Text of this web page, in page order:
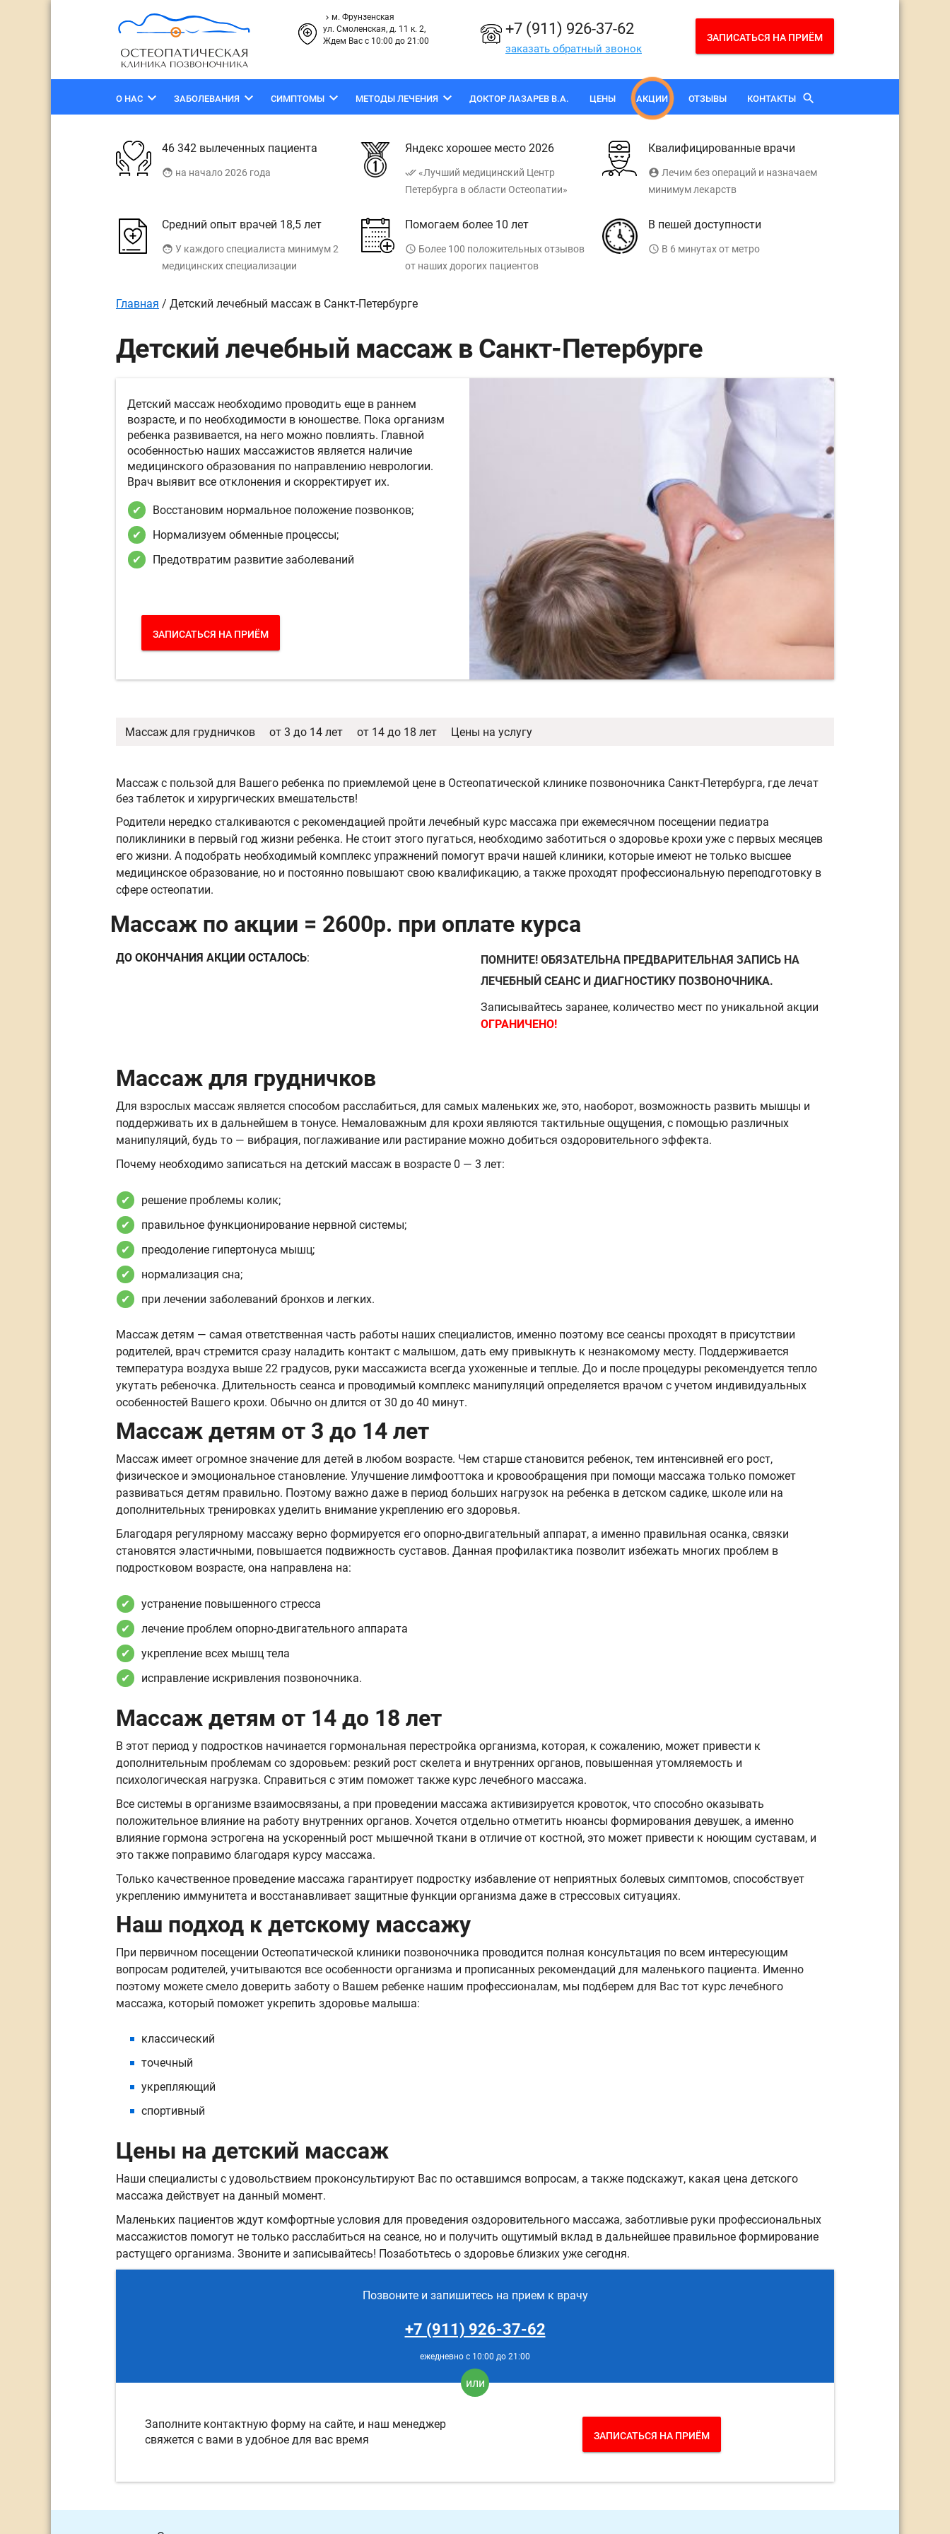
keyboard_arrow_right м. Фрунзенская
ул. Смоленская, д. 11 к. 2,
Ждем Вас с 10:00 до 21:00
+7 (911) 926-37-62
заказать обратный звонок
ЗАПИСАТЬСЯ НА ПРИЁМ
keyboard_arrow_down
О НАС keyboard_arrow_down
ЗАБОЛЕВАНИЯ keyboard_arrow_down
СИМПТОМЫ keyboard_arrow_down
МЕТОДЫ ЛЕЧЕНИЯ ДОКТОР ЛАЗАРЕВ В.А. ЦЕНЫ АКЦИИ ОТЗЫВЫ КОНТАКТЫ search
46 342 вылеченных пациента
face на начало 2026 года
Яндекс хорошее место 2026
done_all«Лучший медицинский Центр
Петербурга в области Остеопатии»
Квалифицированные врачи
account_circle Лечим без операций и назначаем
минимум лекарств
Средний опыт врачей 18,5 лет
face У каждого специалиста минимум 2
медицинских специализации
Помогаем более 10 лет
access_time Более 100 положительных отзывов
от наших дорогих пациентов
В пешей доступности
access_time В 6 минутах от метро
Главная / Детский лечебный массаж в Санкт-Петербурге
Детский лечебный массаж в Санкт-Петербурге
Детский массаж необходимо проводить еще в раннем
возрасте, и по необходимости в юношестве. Пока организм
ребенка развивается, на него можно повлиять. Главной
особенностью наших массажистов является наличие
медицинского образования по направлению неврологии.
Врач выявит все отклонения и скорректирует их.
Восстановим нормальное положение позвонков;
Нормализуем обменные процессы;
Предотвратим развитие заболеваний
ЗАПИСАТЬСЯ НА ПРИЁМ
Массаж для грудничков от 3 до 14 лет от 14 до 18 лет Цены на услугу
Массаж с пользой для Вашего ребенка по приемлемой цене в Остеопатической клинике позвоночника Санкт-Петербурга, где лечат
без таблеток и хирургических вмешательств!
Родители нередко сталкиваются с рекомендацией пройти лечебный курс массажа при ежемесячном посещении педиатра
поликлиники в первый год жизни ребенка. Не стоит этого пугаться, необходимо заботиться о здоровье крохи уже с первых месяцев
его жизни. А подобрать необходимый комплекс упражнений помогут врачи нашей клиники, которые имеют не только высшее
медицинское образование, но и постоянно повышают свою квалификацию, а также проходят профессиональную переподготовку в
сфере остеопатии.
Массаж по акции = 2600р. при оплате курса
ДО ОКОНЧАНИЯ АКЦИИ ОСТАЛОСЬ:
ПОМНИТЕ! ОБЯЗАТЕЛЬНА ПРЕДВАРИТЕЛЬНАЯ ЗАПИСЬ НА
ЛЕЧЕБНЫЙ СЕАНС И ДИАГНОСТИКУ ПОЗВОНОЧНИКА.
Записывайтесь заранее, количество мест по уникальной акции
ОГРАНИЧЕНО!
Массаж для грудничков
Для взрослых массаж является способом расслабиться, для самых маленьких же, это, наоборот, возможность развить мышцы и
поддерживать их в дальнейшем в тонусе. Немаловажным для крохи являются тактильные ощущения, с помощью различных
манипуляций, будь то — вибрация, поглаживание или растирание можно добиться оздоровительного эффекта.
Почему необходимо записаться на детский массаж в возрасте 0 — 3 лет:
решение проблемы колик;
правильное функционирование нервной системы;
преодоление гипертонуса мышц;
нормализация сна;
при лечении заболеваний бронхов и легких.
Массаж детям — самая ответственная часть работы наших специалистов, именно поэтому все сеансы проходят в присутствии
родителей, врач стремится сразу наладить контакт с малышом, дать ему привыкнуть к незнакомому месту. Поддерживается
температура воздуха выше 22 градусов, руки массажиста всегда ухоженные и теплые. До и после процедуры рекомендуется тепло
укутать ребеночка. Длительность сеанса и проводимый комплекс манипуляций определяется врачом с учетом индивидуальных
особенностей Вашего крохи. Обычно он длится от 30 до 40 минут.
Массаж детям от 3 до 14 лет
Массаж имеет огромное значение для детей в любом возрасте. Чем старше становится ребенок, тем интенсивней его рост,
физическое и эмоциональное становление. Улучшение лимфооттока и кровообращения при помощи массажа только поможет
развиваться детям правильно. Поэтому важно даже в период больших нагрузок на ребенка в детском садике, школе или на
дополнительных тренировках уделить внимание укреплению его здоровья.
Благодаря регулярному массажу верно формируется его опорно-двигательный аппарат, а именно правильная осанка, связки
становятся эластичными, повышается подвижность суставов. Данная профилактика позволит избежать многих проблем в
подростковом возрасте, она направлена на:
устранение повышенного стресса
лечение проблем опорно-двигательного аппарата
укрепление всех мышц тела
исправление искривления позвоночника.
Массаж детям от 14 до 18 лет
В этот период у подростков начинается гормональная перестройка организма, которая, к сожалению, может привести к
дополнительным проблемам со здоровьем: резкий рост скелета и внутренних органов, повышенная утомляемость и
психологическая нагрузка. Справиться с этим поможет также курс лечебного массажа.
Все системы в организме взаимосвязаны, а при проведении массажа активизируется кровоток, что способно оказывать
положительное влияние на работу внутренних органов. Хочется отдельно отметить нюансы формирования девушек, а именно
влияние гормона эстрогена на ускоренный рост мышечной ткани в отличие от костной, это может привести к ноющим суставам, и
это также поправимо благодаря курсу массажа.
Только качественное проведение массажа гарантирует подростку избавление от неприятных болевых симптомов, способствует
укреплению иммунитета и восстанавливает защитные функции организма даже в стрессовых ситуациях.
Наш подход к детскому массажу
При первичном посещении Остеопатической клиники позвоночника проводится полная консультация по всем интересующим
вопросам родителей, учитываются все особенности организма и прописанных рекомендаций для маленького пациента. Именно
поэтому можете смело доверить заботу о Вашем ребенке нашим профессионалам, мы подберем для Вас тот курс лечебного
массажа, который поможет укрепить здоровье малыша:
классический
точечный
укрепляющий
спортивный
Цены на детский массаж
Наши специалисты с удовольствием проконсультируют Вас по оставшимся вопросам, а также подскажут, какая цена детского
массажа действует на данный момент.
Маленьких пациентов ждут комфортные условия для проведения оздоровительного массажа, заботливые руки профессиональных
массажистов помогут не только расслабиться на сеансе, но и получить ощутимый вклад в дальнейшее правильное формирование
растущего организма. Звоните и записывайтесь! Позаботьтесь о здоровье близких уже сегодня.
Позвоните и запишитесь на прием к врачу
+7 (911) 926-37-62
ежедневно с 10:00 до 21:00
или
Заполните контактную форму на сайте, и наш менеджер
свяжется с вами в удобное для вас время
ЗАПИСАТЬСЯ НА ПРИЁМ